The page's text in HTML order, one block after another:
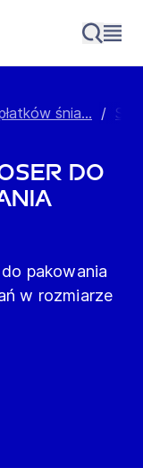
śnia... /
do
pakowania
w rozmiarze